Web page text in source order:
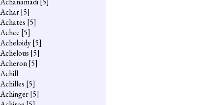
Achar[5]
Achates [5]
Achce [5]
Acheloidy[5]
Achelous [5]
Acheron[5]
Achill
Achilles [5]
Achinger[5]